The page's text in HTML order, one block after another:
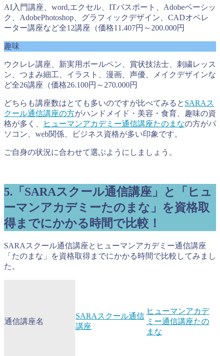
AI入門講座、word,エクセル、ITパスポート、Adobeベーシッ
ク、AdobePhotoshop、グラフィックデザイン、CADオペレ
ーター講座など全12講座（価格11.407円～200.000円
趣味
ウクレレ講座、新実用ボールペン、賞状技法士、刺繍レッス
ン、つまみ細工、イラスト、漫画、声優、メイクデザインな
ど全26講座（価格26.100円～270.000円
どちらも講座数はとても多いのですが比べてみると SARAス
クール通信講座の方がハンドメイド・美容・食育、趣味の資
格が多く、
ヒューマンアカデミー通信講座たのまなの方がパ
ソコン、web関係、ビジネス資格が多い印象です。
ご自身の状況に合わせて選ぶようにしましょう。
5.「SARAスクール通信講座」と「ヒュ
ーマンアカデミーたのまな」を資格取
得までにかかる時間で比較！
SARAスクール通信講座とヒューマンアカデミー通信講座
「たのまな」を資格取得までにかかる時間で比較してみまし
た。
通信講座名
SARAスクール通信
講座
ヒューマンアカデ
ミー通信講座たの
まな